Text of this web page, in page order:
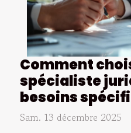
Comment
spécialiste
besoins
Sam. 13 décembre 2025